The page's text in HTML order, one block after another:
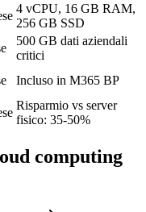
4 vCPU, 16 GB RAM,
256 GB SSD
500 GB dati aziendali
critici
Incluso in M365 BP
Risparmio vs server
fisico: 35-50%
computing